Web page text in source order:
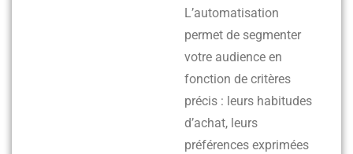
L’automatisation
permet de segmenter
votre audience en
fonction de critères
précis : leurs habitudes
d’achat, leurs
préférences exprimées